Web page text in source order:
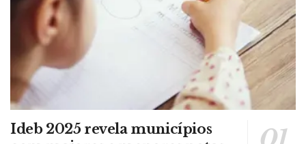
Ideb 2025 revela municípios